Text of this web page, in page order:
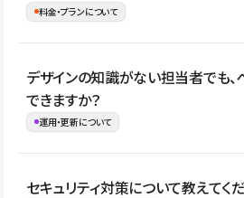
め、移行後にページ構成やデザイン、
理、セキュリティ確認、既存システムと
ない段階でも、お問い合わせください。
お問合せはこちら
料金・プランについて
公開ページ数、バージョン履歴の期間、
管理の有無などがプランごとに異なりま
ージをご覧ください。
デザインの知識がない担当者でも、
できますか？
運用・更新について
はい。CMSやコンポーネントを活用して
セキュリティ対策について教えてくだ